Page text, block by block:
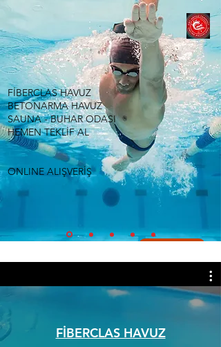
FİBERCLAS HAVUZ
BETONARMA HAVUZ
SAUNA - BUHAR ODASI
HEMEN TEKLİF AL
ONLINE ALIŞVERİŞ
Hemen Başla
TÜM HAVUZ EKİMANLARI MARKALAR HEMN SİARİŞ
FİBERCLAS HAVUZ